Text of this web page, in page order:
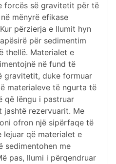
forcës së gravitetit për të
mënyrë efikase
përzierja e llumit hyn
për sedimentim
thellë. Materialet e
në fund të
gravitetit, duke formuar
materialeve të ngurta të
që lëngu i pastruar
jashtë rezervuarit. Me
ofron një sipërfaqe të
lejuar që materialet e
sedimentohen me
pas, llumi i përqendruar